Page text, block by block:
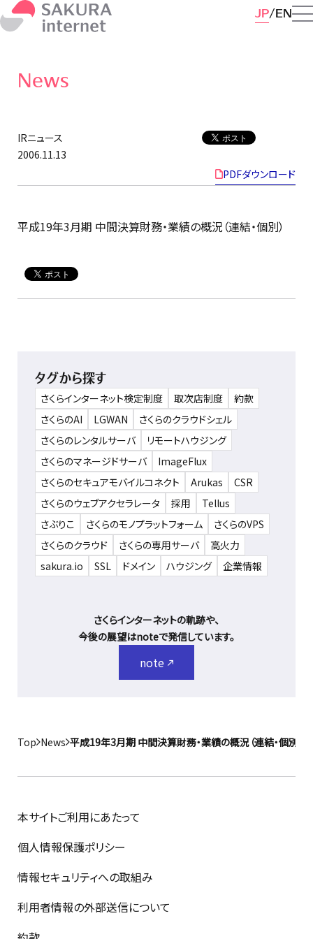
JP EN
News
IRニュース
2006.11.13
PDFダウンロード
平成19年3月期 中間決算財務・業績の概況（連結・個別）
タグから探す
さくらインターネット検定制度 取次店制度
約款
さくらのAI
LGWAN
さくらのクラウドシェル
さくらのレンタルサーバ
リモートハウジング
さくらのマネージドサーバ
ImageFlux
さくらのセキュアモバイルコネクト
Arukas
CSR
さくらのウェブアクセラレータ
採用
Tellus
さぶりこ
さくらのモノプラットフォーム
さくらのVPS
さくらのクラウド
さくらの専用サーバ
高火力
sakura.io
SSL ドメイン ハウジング 企業情報
さくらインターネットの軌跡や、
今後の展望はnoteで発信しています。
note
Top News 平成19年3月期 中間決算財務・業績の概況（連結・個別）
本サイトご利用にあたって
個人情報保護ポリシー
情報セキュリティへの取組み
利用者情報の外部送信について